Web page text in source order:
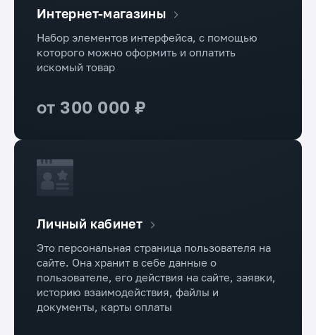
Интернет-магазины
Набор элементов интерфейса, с помощью
которого можно оформить и оплатить
искомый товар
от 300 000 ₽
Личный кабинет
Это персональная страница пользователя на
сайте. Она хранит в себе данные о
пользователе, его действия на сайте, заявки,
историю взаимодействия, файлы и
документы, карты оплаты